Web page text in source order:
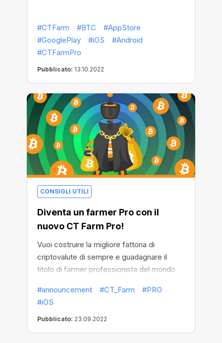
#CTFarm #BTC
#AppStore
#GooglePlay
#iOS
#Android
#CTFarmPro
Pubblicato: 13.10.2022
CONSIGLI UTILI
Diventa un farmer Pro con il
nuovo CT Farm Pro!
Vuoi costruire la migliore fattoria di
criptovalute di sempre e guadagnare il
titolo di farmer professionista del mondo
CT Farm Pro! Non è semplicemente
un'app, è il tuo modo di conquistare nuove
vette e ottenere un incredibile reddito da
BTC!New Farm è
#announcement #CT_Farm
#PRO
#iOS
Pubblicato: 23.09.2022